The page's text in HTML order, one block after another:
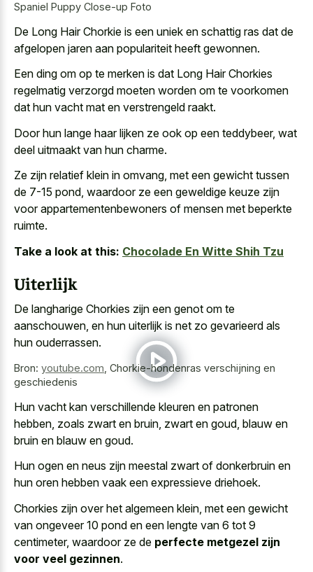
Spaniel Puppy Close-up Foto
De Long Hair Chorkie is een uniek en schattig ras dat de
afgelopen jaren aan populariteit heeft gewonnen.
Een ding om op te merken is dat Long Hair Chorkies
regelmatig verzorgd moeten worden om te voorkomen
dat hun vacht mat en verstrengeld raakt.
Door hun lange haar lijken ze ook op een teddybeer, wat
deel uitmaakt van hun charme.
Ze zijn relatief klein in omvang, met een gewicht tussen
de 7-15 pond, waardoor ze een geweldige keuze zijn
voor appartementenbewoners of mensen met beperkte
ruimte.
Take a look at this: Chocolade En Witte Shih Tzu
Uiterlijk
De langharige Chorkies zijn een genot om te
aanschouwen, en hun uiterlijk is net zo gevarieerd als
hun ouderrassen.
Bron: youtube.com Chorkie-hondenras verschijning en
geschiedenis
Hun vacht kan verschillende kleuren en patronen
hebben, zoals zwart en bruin, zwart en goud, blauw en
bruin en blauw en goud.
Hun ogen en neus zijn meestal zwart of donkerbruin en
hun oren hebben vaak een expressieve driehoek.
Chorkies zijn over het algemeen klein, met een gewicht
van ongeveer 10 pond en een lengte van 6 tot 9
centimeter, waardoor ze de perfecte metgezel zijn
voor veel gezinnen.